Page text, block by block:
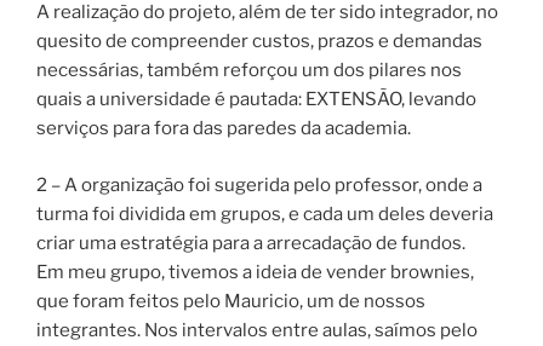
A realização do projeto, além de ter sido integrador, no
quesito de compreender custos, prazos e demandas
necessárias, também reforçou um dos pilares nos
quais a universidade é pautada: EXTENSÃO, levando
serviços para fora das paredes da academia.
2 – A organização foi sugerida pelo professor, onde a
turma foi dividida em grupos, e cada um deles deveria
criar uma estratégia para a arrecadação de fundos.
Em meu grupo, tivemos a ideia de vender brownies,
que foram feitos pelo Mauricio, um de nossos
integrantes. Nos intervalos entre aulas, saímos pelo